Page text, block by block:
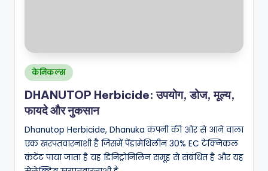
Posted
in
केमिकल्स
DHANUTOP Herbicide: उपयोग, डोज, मूल्य,
फायदे और नुकसान
Dhanutop Herbicide, Dhanuka कंपनी की ओर से आने वाला
एक खरपतवारनाशी है जिसमें पेंडामेथिलीन 30% EC टेक्निकल
कंटेंट पाया जाता है यह डिनिट्रोनिलिन समूह से संबंधित है और यह